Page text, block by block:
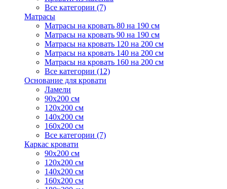
Все категории (7)
Матрасы
Матрасы на кровать 80 на 190 см
Матрасы на кровать 90 на 190 см
Матрасы на кровать 120 на 200 см
Матрасы на кровать 140 на 200 см
Матрасы на кровать 160 на 200 см
Все категории (12)
Основание для кровати
Ламели
90х200 см
120х200 см
140х200 см
160х200 см
Все категории (7)
Каркас кровати
90х200 см
120х200 см
140х200 см
160х200 см